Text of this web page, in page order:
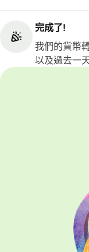
完成了!
我們的貨幣
以及過去一